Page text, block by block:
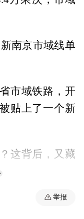
南京市域线单
市域铁路，开
贴上了一个新
这背后，又藏
举报